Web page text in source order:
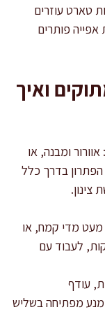
טארט עוזרים
אפייה פותרים
ואיך
ומבנה, או
בדרך כלל
מדי קמח, או
פתרון: לקרר בצק 30–60 דקות, לעבוד עם
עודף
מפתיחה בשליש